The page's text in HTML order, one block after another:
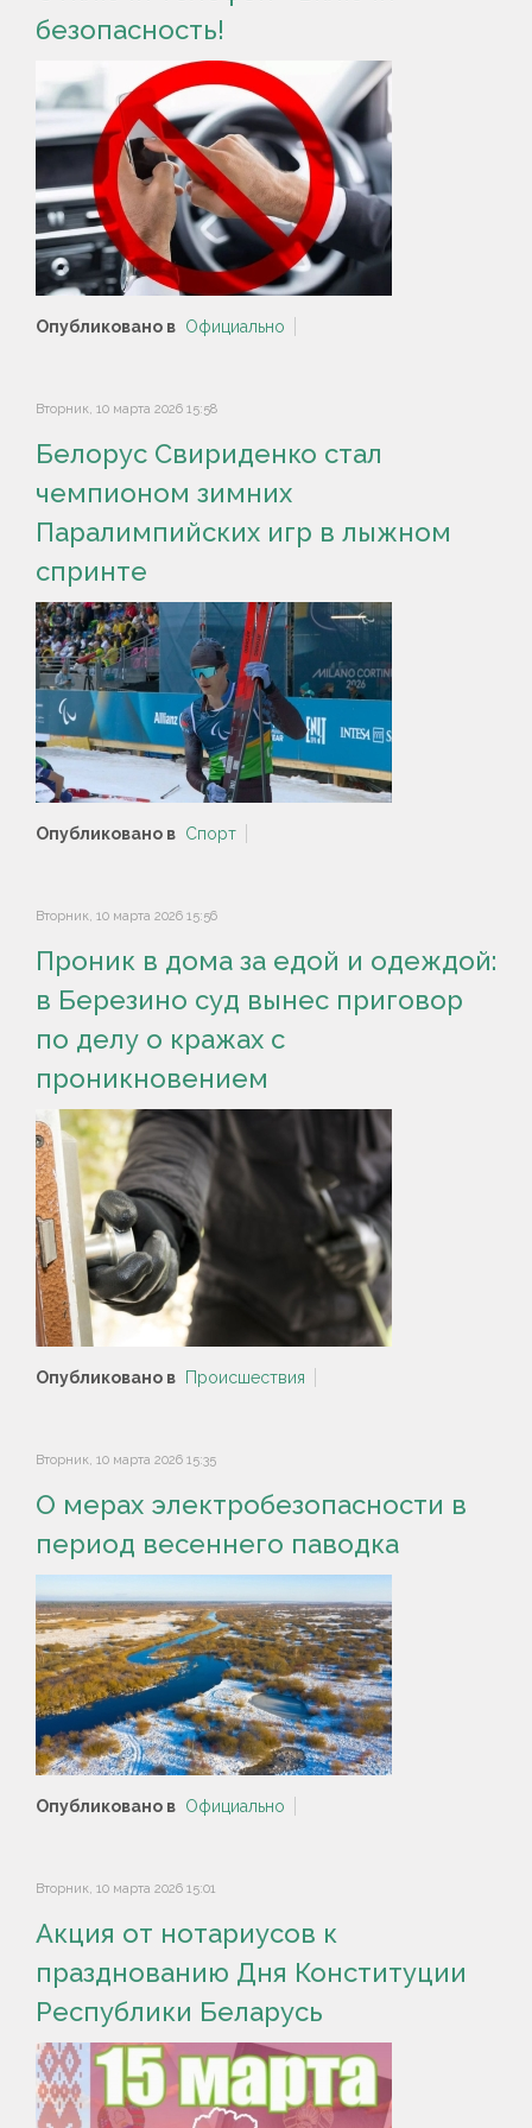
безопасность!
Опубликовано в Официально
Вторник, 10 марта 2026 15:58
Белорус Свириденко стал
чемпионом зимних
Паралимпийских игр в лыжном
спринте
Опубликовано в Спорт
Вторник, 10 марта 2026 15:56
Проник в дома за едой и одеждой:
в Березино суд вынес приговор
по делу о кражах с
проникновением
Опубликовано в Происшествия
Вторник, 10 марта 2026 15:35
О мерах электробезопасности в
период весеннего паводка
Опубликовано в Официально
Вторник, 10 марта 2026 15:01
Акция от нотариусов к
празднованию Дня Конституции
Республики Беларусь